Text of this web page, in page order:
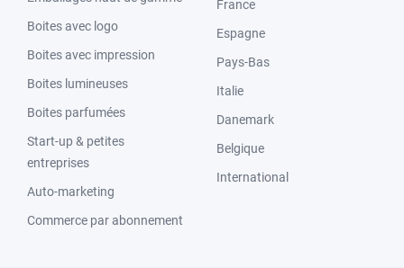
Boites avec logo
Boites avec impression
Boites lumineuses
Boites parfumées
Start-up & petites
entreprises
Auto-marketing
Commerce par abonnement
France
Espagne
Pays-Bas
Italie
Danemark
Belgique
International